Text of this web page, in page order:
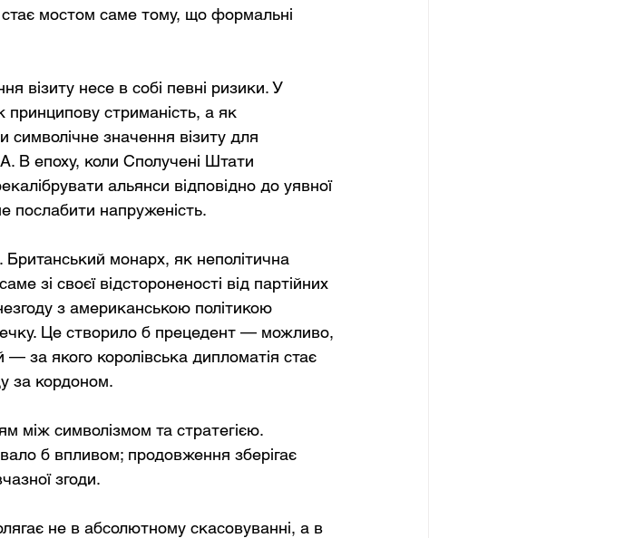
стає мостом саме тому, що формальні
візиту несе в собі певні ризики. У
принципову стриманість, а як
значення візиту для
В епоху, коли Сполучені Штати
альянси відповідно до уявної
послабити напруженість.
Британський монарх, як неполітична
зі своєї відстороненості від партійних
з американською політикою
Це створило б прецедент — можливо,
за якого королівська дипломатія стає
за кордоном.
між символізмом та стратегією.
б впливом; продовження зберігає
згоди.
не в абсолютному скасовуванні, а в